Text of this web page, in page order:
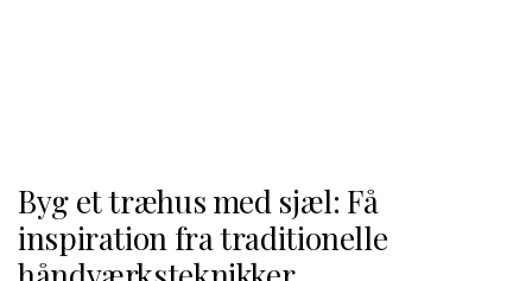
Byg et træhus med sjæl: Få
inspiration fra traditionelle